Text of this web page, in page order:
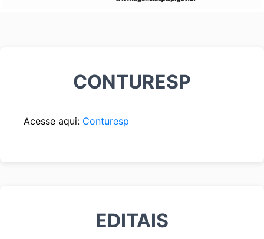
CONTURESP
Acesse aqui: Conturesp
EDITAIS